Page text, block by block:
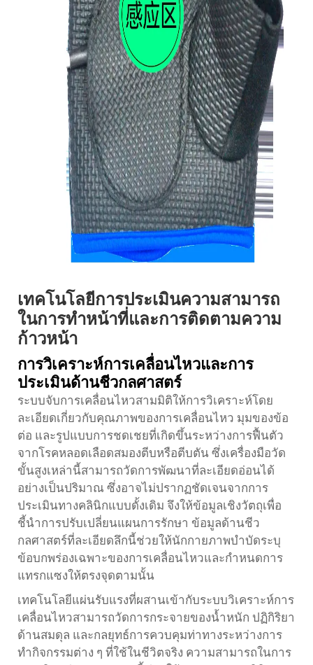
เทคโนโลยีการประเมินความสามารถ
ในการทำหน้าที่และการติดตามความ
ก้าวหน้า
การวิเคราะห์การเคลื่อนไหวและการ
ประเมินด้านชีวกลศาสตร์
ระบบจับการเคลื่อนไหวสามมิติให้การวิเคราะห์โดย
ละเอียดเกี่ยวกับคุณภาพของการเคลื่อนไหว มุมของข้อ
ต่อ และรูปแบบการชดเชยที่เกิดขึ้นระหว่างการฟื้นตัว
จากโรคหลอดเลือดสมองตีบหรือตีบตัน ซึ่งเครื่องมือวัด
ขั้นสูงเหล่านี้สามารถวัดการพัฒนาที่ละเอียดอ่อนได้
อย่างเป็นปริมาณ ซึ่งอาจไม่ปรากฏชัดเจนจากการ
ประเมินทางคลินิกแบบดั้งเดิม จึงให้ข้อมูลเชิงวัตถุเพื่อ
ชี้นำการปรับเปลี่ยนแผนการรักษา ข้อมูลด้านชีว
กลศาสตร์ที่ละเอียดลึกนี้ช่วยให้นักกายภาพบำบัดระบุ
ข้อบกพร่องเฉพาะของการเคลื่อนไหวและกำหนดการ
แทรกแซงให้ตรงจุดตามนั้น
เทคโนโลยีแผ่นรับแรงที่ผสานเข้ากับระบบวิเคราะห์การ
เคลื่อนไหวสามารถวัดการกระจายของน้ำหนัก ปฏิกิริยา
ด้านสมดุล และกลยุทธ์การควบคุมท่าทางระหว่างการ
ทำกิจกรรมต่าง ๆ ที่ใช้ในชีวิตจริง ความสามารถในการ